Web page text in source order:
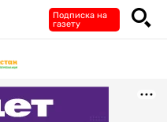
Подписка на
газету